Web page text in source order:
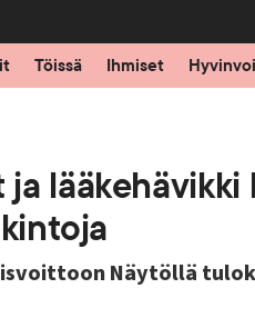
Töissä Ihmiset
lääkehävikki
Näytöllä